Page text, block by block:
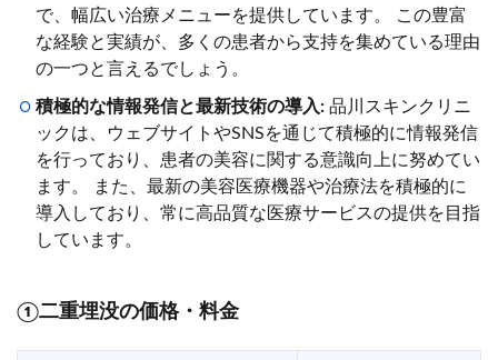
で、幅広い治療メニューを提供しています。 この豊富
な経験と実績が、多くの患者から支持を集めている理由
の一つと言えるでしょう。
積極的な情報発信と最新技術の導入: 品川スキンクリニ
ックは、ウェブサイトやSNSを通じて積極的に情報発信
を行っており、患者の美容に関する意識向上に努めてい
ます。 また、最新の美容医療機器や治療法を積極的に
導入しており、常に高品質な医療サービスの提供を目指
しています。
①二重埋没の価格・料金